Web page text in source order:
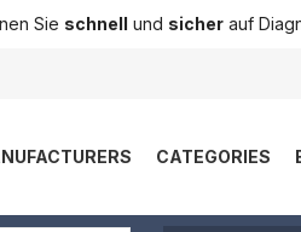
Sie schnell und sicher auf
CATEGORIES